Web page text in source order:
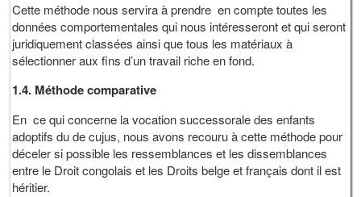
Cette méthode nous servira à prendre en compte toutes les
données comportementales qui nous intéresseront et qui seront
juridiquement classées ainsi que tous les matériaux à
sélectionner aux fins d’un travail riche en fond.
1.4. Méthode comparative
En ce qui concerne la vocation successorale des enfants
adoptifs du de cujus, nous avons recouru à cette méthode pour
déceler si possible les ressemblances et les dissemblances
entre le Droit congolais et les Droits belge et français dont il est
héritier.